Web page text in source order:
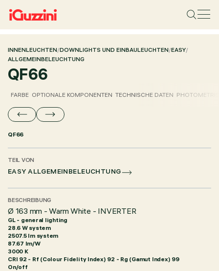
INNENLEUCHTEN/DOWNLIGHTS UND EINBAULEUCHTEN/EASY/
ALLGEMEINBELEUCHTUNG
QF66
FARBE OPTIONALE KOMPONENTEN TECHNISCHE DATEN
QF66
TEIL VON
EASY ALLGEMEINBELEUCHTUNG
BESCHREIBUNG
Ø 163 mm - Warm White - INVERTER
GL - general lighting
28.6 W system
2507.5 lm system
87.67 lm/W
3000 K
CRI 92 - Rf (Colour Fidelity Index) 92 - Rg (Gamut Index) 99
On/off